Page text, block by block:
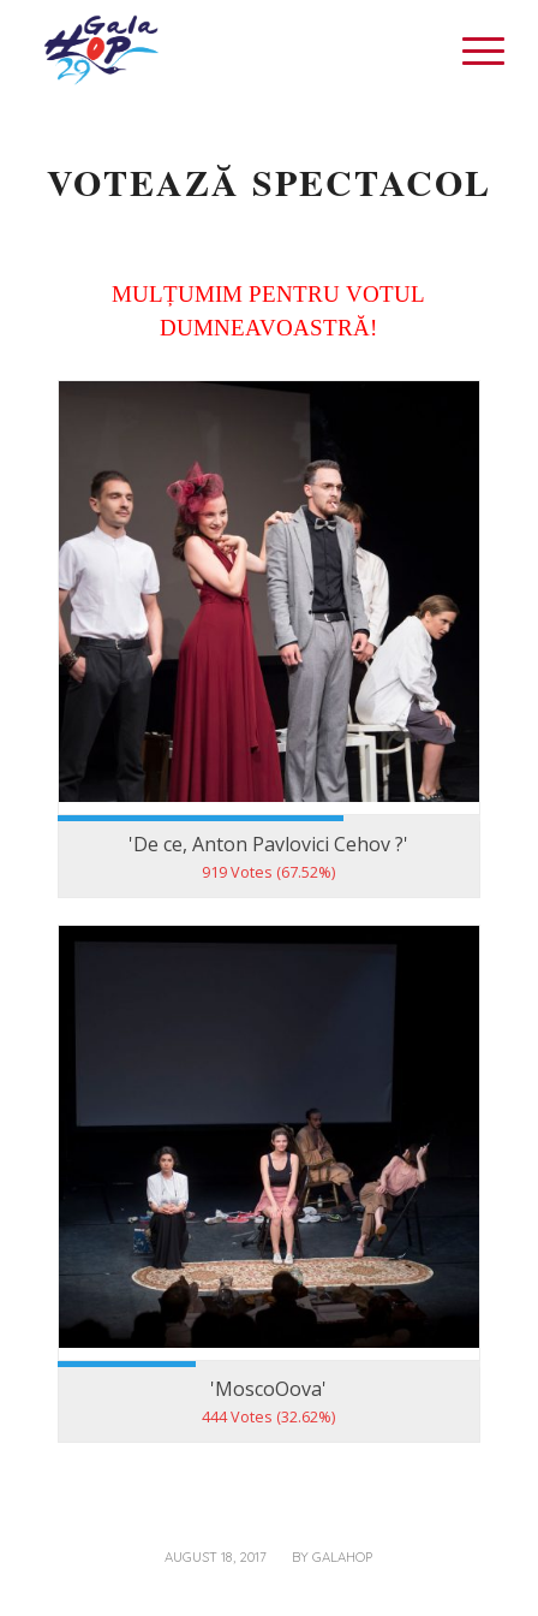
VOTEAZĂ SPECTACOL
MULȚUMIM PENTRU VOTUL
DUMNEAVOASTRĂ!
'De ce, Anton Pavlovici Cehov ?'
919 Votes (67.52%)
'MoscoOova'
444 Votes (32.62%)
AUGUST 18, 2017
/ BYGALAHOP